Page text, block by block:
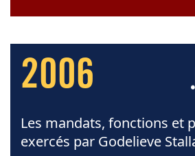
2006
Les mandats, fonctions et
exercés par Godelieve